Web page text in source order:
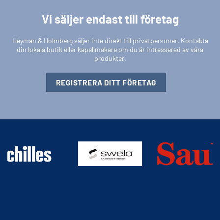
Vi säljer endast till företag
Heyman & Holmberg säljer inte direkt till privatpersoner. Kontakta
din lokala butik eller kapellmakare om du är intresserad av våra
produkter.
REGISTRERA DITT FÖRETAG